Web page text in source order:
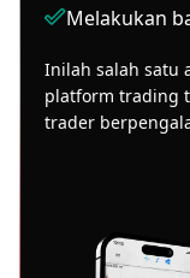
Melakukan
Inilah salah satu
platform trading
trader